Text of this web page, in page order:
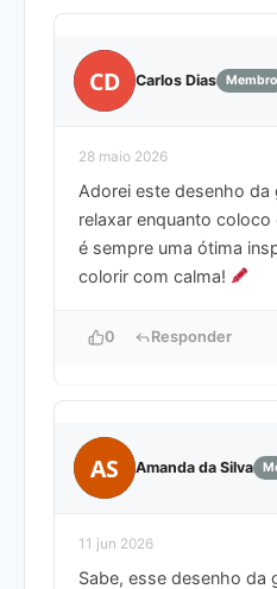
CD Carlos Dias Membro
28 maio 2026
Adorei este desenho da
relaxar enquanto coloco
é sempre uma ótima
colorir com calma!
0 Responder
AS Amanda da Silva
11 jun 2026
Sabe, esse desenho da